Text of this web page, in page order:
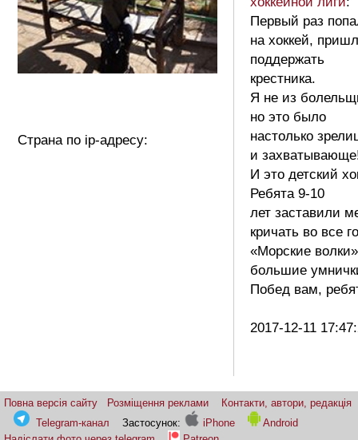
Страна по ip-адресу:
Первый раз
на хоккей,
поддержать
крестника.
Я не из
но это было
настолько
и
И это детский
Ребята 9-10
лет заставили
кричать во все
«Морские волки»
большие
Побед вам,
2017-12-11
Повна версія сайту Розміщення реклами
Контакти, автори, редакція
Telegram-канал
Застосунок: iPhone
Android